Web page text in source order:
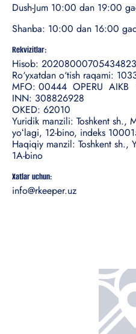
Dush-Jum 10:00 dan 19:00
Shanba: 10:00 dan 16:00
Rekvizitlar:
Hisob:
Ro‘yxatdan o‘tish raqami:
MFO: 00444 OPERU
INN: 308826928
OKED: 62010
Yuridik manzili: Toshkent sh.,
yoʻlagi, 12-bino, indeks
Haqiqiy manzil: Toshkent sh.,
1A-bino
Xatlar uchun:
info@rkeeper.uz